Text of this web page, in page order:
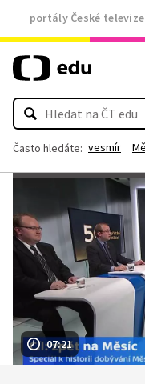
portály České televize
Často hledáte: vesmír
07:21